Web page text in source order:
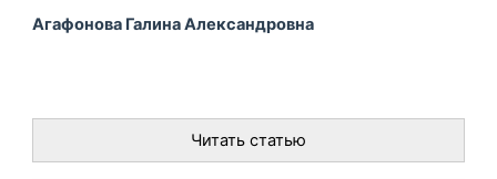
Агафонова Галина Александровна
Читать статью